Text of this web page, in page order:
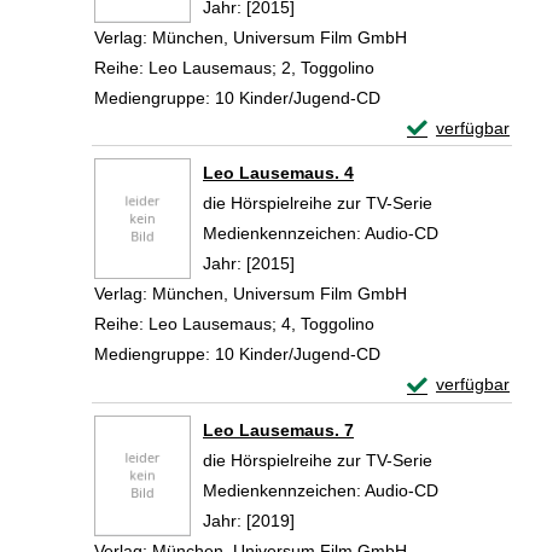
Jahr: [2015]
Verlag: München, Universum Film GmbH
Reihe: Leo Lausemaus; 2, Toggolino
Mediengruppe: 10 Kinder/Jugend-CD
verfügbar
Exemplar-
Leo Lausemaus. 4
die Hörspielreihe zur TV-Serie
Suche nach diesem Verfasser
Medienkennzeichen: Audio-CD
Jahr: [2015]
Verlag: München, Universum Film GmbH
Reihe: Leo Lausemaus; 4, Toggolino
Mediengruppe: 10 Kinder/Jugend-CD
verfügbar
Exemplar-
Leo Lausemaus. 7
die Hörspielreihe zur TV-Serie
Suche nach diesem Verfasser
Medienkennzeichen: Audio-CD
Jahr: [2019]